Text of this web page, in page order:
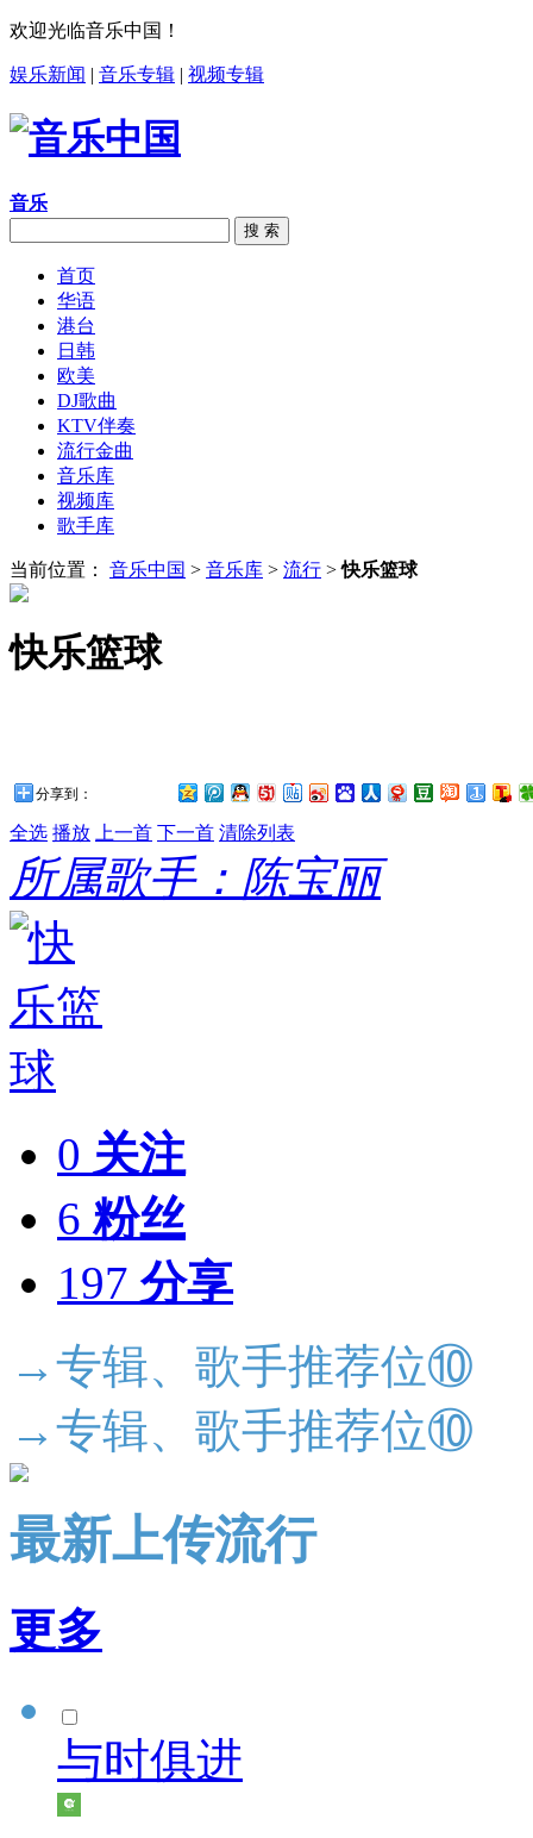
欢迎光临音乐中国！
娱乐新闻 | 音乐专辑 | 视频专辑
音乐
搜 索
首页
华语
港台
日韩
欧美
DJ歌曲
KTV伴奏
流行金曲
音乐库
视频库
歌手库
当前位置： 音乐中国 > 音乐库 > 流行 >快乐篮球
快乐篮球
分享到：
全选 播放 上一首 下一首 清除列表
所属歌手：陈宝丽
0 关注
6 粉丝
197 分享
→专辑、歌手推荐位⑩
→专辑、歌手推荐位⑩
最新上传流行
更多
与时俱进